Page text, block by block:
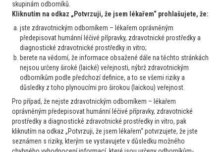
Moderní terapie polycythemia vera: Od farmakologie a
genetiky až po řešení složitých klinických případů
skupinám odborníků.
Kliknutím na odkaz „Potvrzuji, že jsem lékařem“ prohlašujete, že:
jste zdravotnickým odborníkem – lékařem oprávněným
předepisovat humánní léčivé přípravky, zdravotnické prostředky a
diagnostické zdravotnické prostředky in vitro;
berete na vědomí, že informace obsažené dále na těchto stránkách
nejsou určeny široké (laické) veřejnosti, nýbrž zdravotnickým
odborníkům podle předchozí definice, a to se všemi riziky a
důsledky z toho plynoucími pro širokou (laickou) veřejnost.
Pro případ, že nejste zdravotnickým odborníkem – lékařem
oprávněným předepisovat humánní léčivé přípravky, zdravotnické
prostředky a diagnostické zdravotnické prostředky in vitro, pak
kliknutím na odkaz „Potvrzuji, že jsem lékařem“ potvrzujete, že jste
seznámen s riziky, kterým se vystavujete v důsledku možného